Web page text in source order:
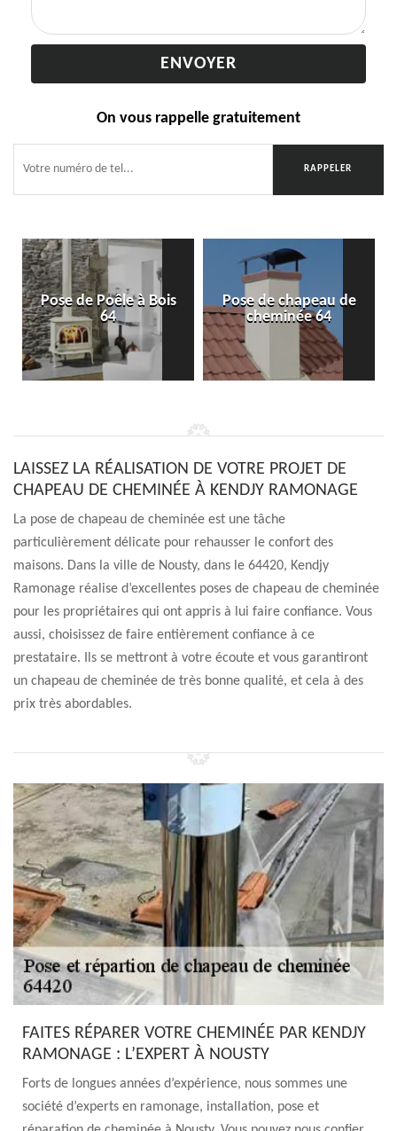
On vous rappelle gratuitement
Pose de Poêle à Bois
64
Pose de chapeau de
cheminée 64
LAISSEZ LA RÉALISATION DE VOTRE PROJET DE
CHAPEAU DE CHEMINÉE À KENDJY RAMONAGE
La pose de chapeau de cheminée est une tâche
particulièrement délicate pour rehausser le confort des
maisons. Dans la ville de Nousty, dans le 64420, Kendjy
Ramonage réalise d’excellentes poses de chapeau de cheminée
pour les propriétaires qui ont appris à lui faire confiance. Vous
aussi, choisissez de faire entièrement confiance à ce
prestataire. Ils se mettront à votre écoute et vous garantiront
un chapeau de cheminée de très bonne qualité, et cela à des
prix très abordables.
FAITES RÉPARER VOTRE CHEMINÉE PAR KENDJY
RAMONAGE : L’EXPERT À NOUSTY
Forts de longues années d’expérience, nous sommes une
société d’experts en ramonage, installation, pose et